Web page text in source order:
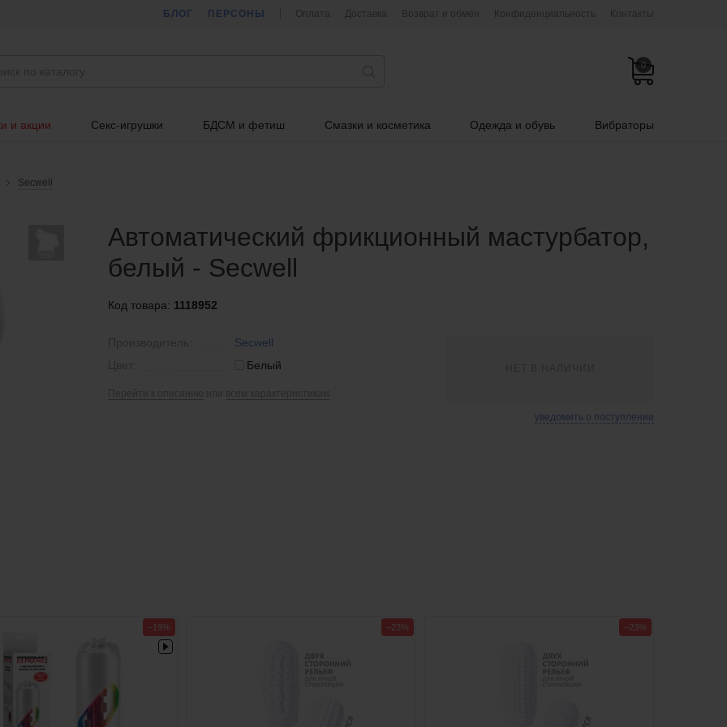
БЛОГ ПЕРСОНЫ Оплата Доставка Возврат и обмен Конфиденциальность Контакты
0
и акции Секс-игрушки БДСМ и фетиш Смазки и косметика Одежда и обувь Вибраторы
Secwell
Автоматический фрикционный мастурбатор,
белый - Secwell
Код товара: 1118952
Secwell
Белый
уведомить о поступлении
−19% −23% −23%